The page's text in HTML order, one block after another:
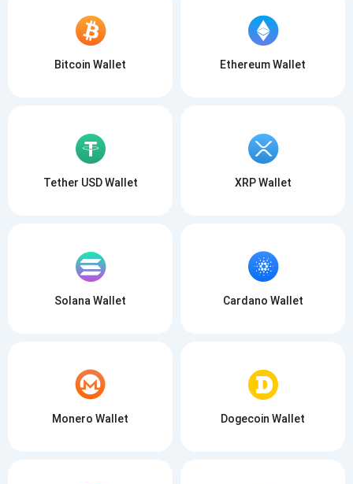
Bitcoin Wallet Ethereum Wallet
Tether USD Wallet XRP Wallet
Solana Wallet Cardano Wallet
Monero Wallet Dogecoin Wallet